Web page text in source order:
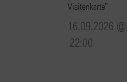
Visitenkarte”
16.09.2026
22:00